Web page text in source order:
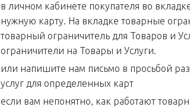
в личном кабинете покупателя во
нужную карту. На вкладке товарные
товарный ограничитель для Товаров и
ограничители на Товары и Услуги.
или напишите нам письмо в просьбой
услуг для определенных карт
если вам непонятно, как работают